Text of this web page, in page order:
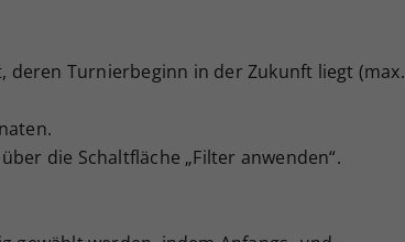
deren Turnierbeginn in der Zukunft liegt (max.
die Schaltfläche „Filter anwenden“.